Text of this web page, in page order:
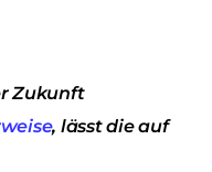
Zukunft
, lässt die auf